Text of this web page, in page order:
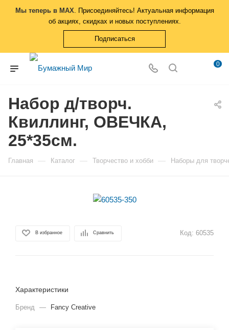
Мы теперь в MAX. Присоединяйтесь! Актуальная информация
об акциях, скидках и новых поступлениях.
Подписаться
0
Набор д/творч.
Квиллинг, ОВЕЧКА,
25*35см.
Главная — Каталог — Творчество и хобби — Наборы для
В избранное Сравнить Код: 60535
Характеристики
Бренд — Fancy Creative